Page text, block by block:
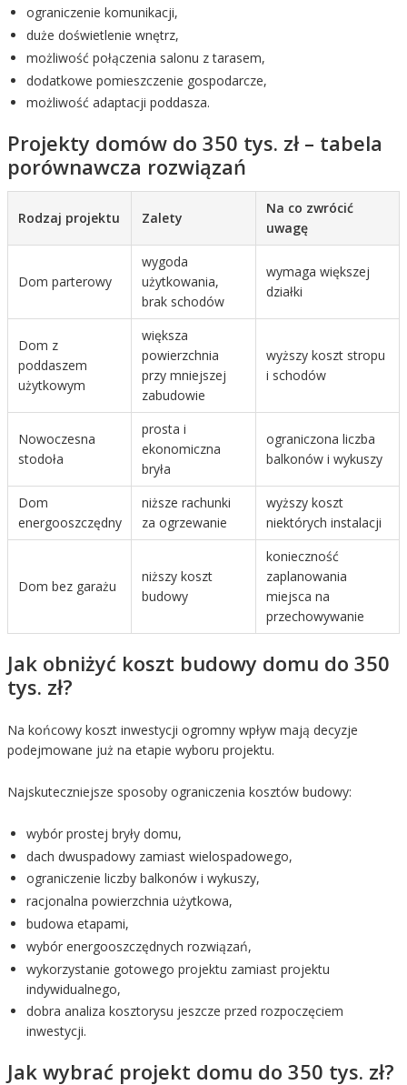
ograniczenie komunikacji,
duże doświetlenie wnętrz,
możliwość połączenia salonu z tarasem,
dodatkowe pomieszczenie gospodarcze,
możliwość adaptacji poddasza.
Projekty domów do 350 tys. zł – tabela
porównawcza rozwiązań
Rodzaj projektu Zalety
Na co zwrócić
uwagę
Dom parterowy
wygoda
użytkowania,
brak schodów
wymaga większej
działki
Dom z
poddaszem
użytkowym
większa
powierzchnia
przy mniejszej
zabudowie
wyższy koszt stropu
i schodów
Nowoczesna
stodoła
prosta i
ekonomiczna
bryła
ograniczona liczba
balkonów i wykuszy
Dom
energooszczędny
niższe rachunki
za ogrzewanie
wyższy koszt
niektórych instalacji
Dom bez garażu
niższy koszt
budowy
konieczność
zaplanowania
miejsca na
przechowywanie
Jak obniżyć koszt budowy domu do 350
tys. zł?
Na końcowy koszt inwestycji ogromny wpływ mają decyzje
podejmowane już na etapie wyboru projektu.
Najskuteczniejsze sposoby ograniczenia kosztów budowy:
wybór prostej bryły domu,
dach dwuspadowy zamiast wielospadowego,
ograniczenie liczby balkonów i wykuszy,
racjonalna powierzchnia użytkowa,
budowa etapami,
wybór energooszczędnych rozwiązań,
wykorzystanie gotowego projektu zamiast projektu
indywidualnego,
dobra analiza kosztorysu jeszcze przed rozpoczęciem
inwestycji.
Jak wybrać projekt domu do 350 tys. zł?